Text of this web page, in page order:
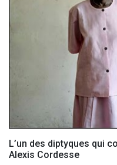
L’un des diptyques qui
Alexis Cordesse